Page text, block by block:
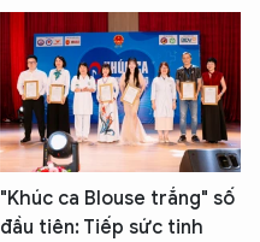
"Khúc ca Blouse trắng" số
đầu tiên: Tiếp sức tinh